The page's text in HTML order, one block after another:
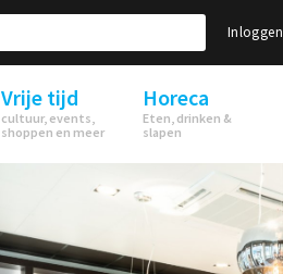
Inloggen
Vrije tijd
cultuur, events,
shoppen en meer
Horeca
Eten, drinken &
slapen